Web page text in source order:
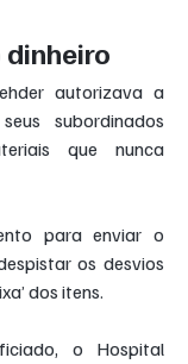
dinheiro
autorizava a
subordinados
que nunca
para enviar o
os desvios
dos itens.
o Hospital